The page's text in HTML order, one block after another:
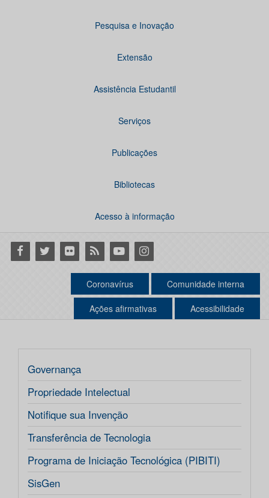
Pesquisa e Inovação
Extensão
Assistência Estudantil
Serviços
Publicações
Bibliotecas
Acesso à informação
Facebook
Twitter Flickr RSS YoutubeInstagram
Coronavírus Comunidade interna
Ações afirmativas Acessibilidade
Governança
Propriedade Intelectual
Notifique sua Invenção
Transferência de Tecnologia
Programa de Iniciação Tecnológica (PIBITI)
SisGen